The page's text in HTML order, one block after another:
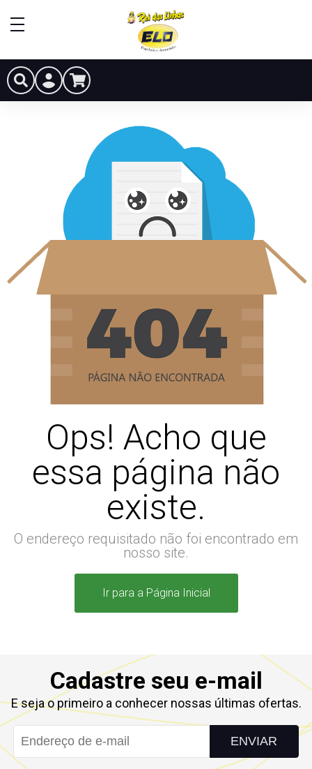
Ops! Acho que
essa página não
existe.
O endereço requisitado não foi encontrado em
nosso site.
Ir para a Página Inicial
Cadastre seu e-mail
E seja o primeiro a conhecer nossas últimas ofertas.
ENVIAR